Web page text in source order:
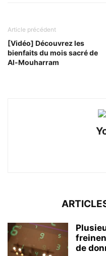
Article précédent
[Vidéo] Découvrez les
bienfaits du mois sacré de
Al-Mouharram
de